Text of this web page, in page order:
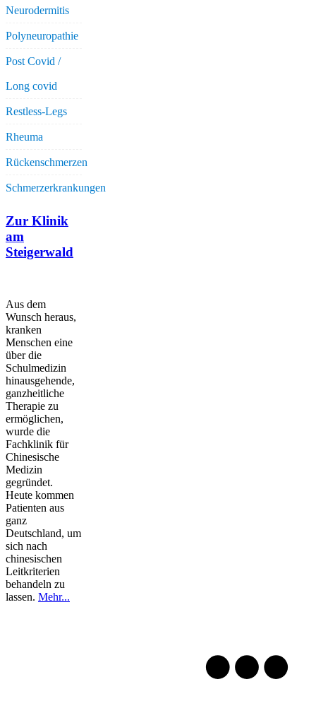
Neurodermitis
Polyneuropathie
Post Covid /
Long covid
Restless-Legs
Rheuma
Rückenschmerzen
Schmerzerkrankungen
Zur Klinik
am
Steigerwald
Aus dem
Wunsch heraus,
kranken
Menschen eine
über die
Schulmedizin
hinausgehende,
ganzheitliche
Therapie zu
ermöglichen,
wurde die
Fachklinik für
Chinesische
Medizin
gegründet.
Heute kommen
Patienten aus
ganz
Deutschland, um
sich nach
chinesischen
Leitkriterien
behandeln zu
lassen. Mehr...